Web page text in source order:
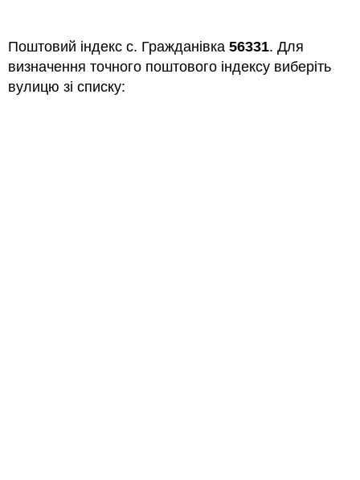
Поштовий індекс с. Гражданівка 56331. Для
визначення точного поштового індексу виберіть
вулицю зі списку: